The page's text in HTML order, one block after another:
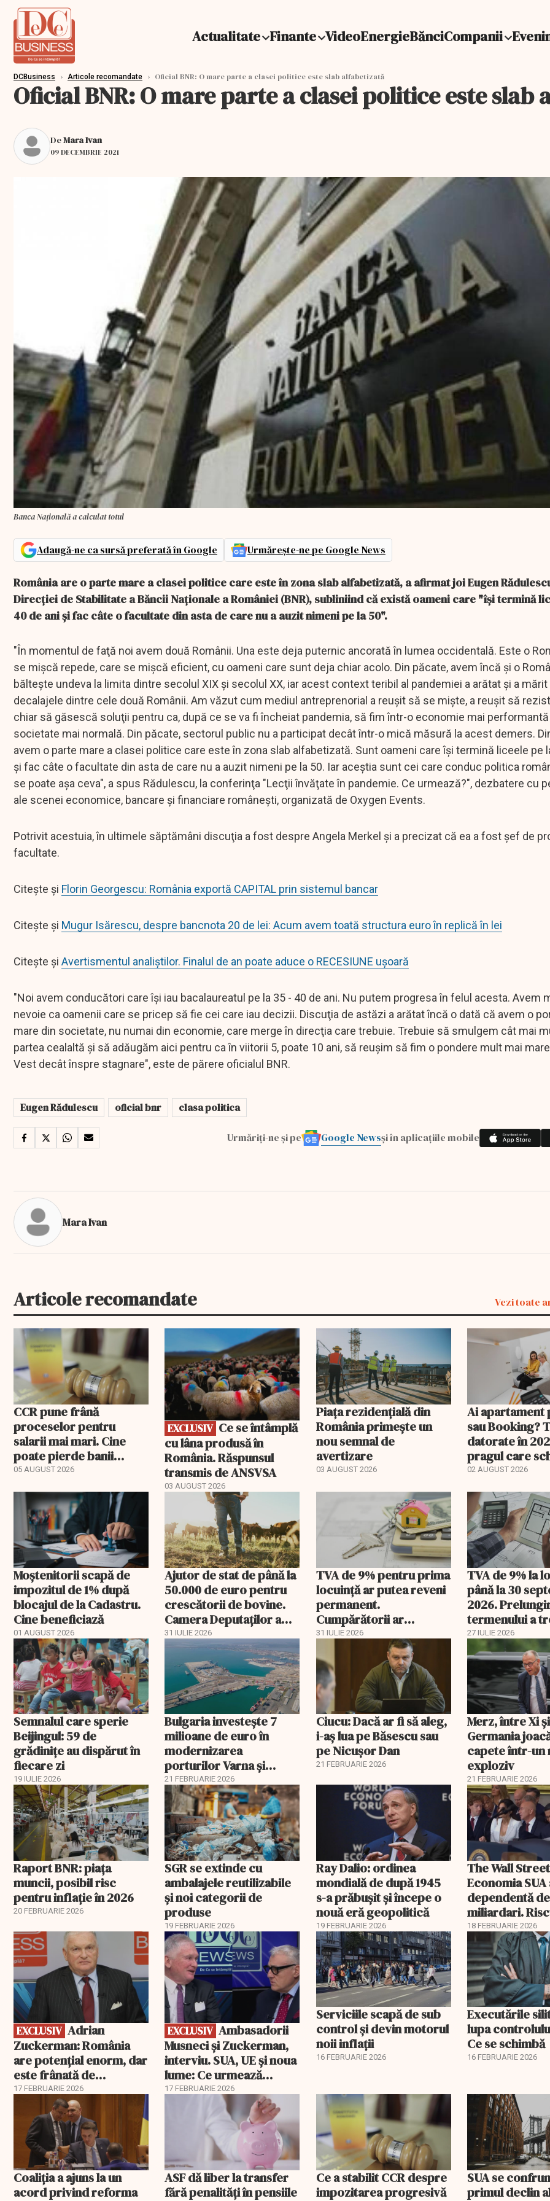
Actualitate Finante VideoEnergieBănciCompanii
DCBusiness › Articole recomandate › Oficial BNR: O mare parte a clasei politice este slab alfabetizată
Oficial BNR: O mare parte a clasei politice este slab
DeMara Ivan
09 DECEMBRIE 2021
Banca Națională a calculat totul
Adaugă-ne ca sursă preferată în Google Urmărește-ne pe Google News
România are o parte mare a clasei politice care este în zona slab alfabetizată, a afirmat joi Eugen
Direcţiei de Stabilitate a Băncii Naţionale a României (BNR), subliniind că există oameni care "îşi termină
40 de ani şi fac câte o facultate din asta de care nu a auzit nimeni pe la 50".
"În momentul de faţă noi avem două Românii. Una este deja puternic ancorată în lumea occidentală. Este o
se mişcă repede, care se mişcă eficient, cu oameni care sunt deja chiar acolo. Din păcate, avem încă şi o
bălteşte undeva la limita dintre secolul XIX şi secolul XX, iar acest context teribil al pandemiei a arătat şi a
decalajele dintre cele două Românii. Am văzut cum mediul antreprenorial a reuşit să se mişte, a reuşit să
chiar să găsescă soluţii pentru ca, după ce se va fi încheiat pandemia, să fim într-o economie mai
societate mai normală. Din păcate, sectorul public nu a participat decât într-o mică măsură la acest demers.
avem o parte mare a clasei politice care este în zona slab alfabetizată. Sunt oameni care îşi termină liceele pe
şi fac câte o facultate din asta de care nu a auzit nimeni pe la 50. Iar aceştia sunt cei care conduc politica
se poate aşa ceva", a spus Rădulescu, la conferinţa "Lecţii învăţate în pandemie. Ce urmează?", dezbatere cu
ale scenei economice, bancare şi financiare româneşti, organizată de Oxygen Events.
Potrivit acestuia, în ultimele săptămâni discuţia a fost despre Angela Merkel şi a precizat că ea a fost şef de
facultate.
Citește și Florin Georgescu: România exportă CAPITAL prin sistemul bancar
Citește și Mugur Isărescu, despre bancnota 20 de lei: Acum avem toată structura euro în replică în lei
Citește și Avertismentul analiștilor. Finalul de an poate aduce o RECESIUNE uşoară
"Noi avem conducători care îşi iau bacalaureatul pe la 35 - 40 de ani. Nu putem progresa în felul acesta. Avem
nevoie ca oamenii care se pricep să fie cei care iau decizii. Discuţia de astăzi a arătat încă o dată că avem o
mare din societate, nu numai din economie, care merge în direcţia care trebuie. Trebuie să smulgem cât mai
partea cealaltă şi să adăugăm aici pentru ca în viitorii 5, poate 10 ani, să reuşim să fim o pondere mult mai
Vest decât înspre stagnare", este de părere oficialul BNR.
Eugen Rădulescu oficial bnr clasa politica
Urmăriți-ne și pe Google Newsși în aplicațiile mobile
Mara Ivan
Articole recomandate Vezi toate
CCR pune frână
proceselor pentru
salarii mai mari. Cine
poate pierde banii
ceruți statului
05 AUGUST 2026
EXCLUSIV
EXCLUSIV
cu lâna produsă în
România. Răspunsul
transmis de ANSVSA
03 AUGUST 2026
Piața rezidențială din
România primește un
nou semnal de
avertizare
03 AUGUST 2026
Ai apartament
sau Booking?
datorate în
pragul care
regimul fiscal
02 AUGUST 2026
Moștenitorii scapă de
impozitul de 1% după
blocajul de la Cadastru.
Cine beneficiază
01 AUGUST 2026
Ajutor de stat de până la
50.000 de euro pentru
crescătorii de bovine.
Camera Deputaților a
aprobat schema
31 IULIE 2026
TVA de 9% pentru prima
locuință ar putea reveni
permanent.
Cumpărătorii ar
economisi zeci de mii de
31 IULIE 2026
TVA de 9% la
până la 30
2026.
termenului a
comisia din
27 IULIE 2026
Semnalul care sperie
Beijingul: 59 de
grădinițe au dispărut în
fiecare zi
19 IULIE 2026
Bulgaria investește 7
milioane de euro în
modernizarea
porturilor Varna și
Burgas
21 FEBRUARIE 2026
Ciucu: Dacă ar fi să aleg,
i-aș lua pe Băsescu sau
pe Nicușor Dan
21 FEBRUARIE 2026
Merz, între Xi
Germania
capete într-un
exploziv
21 FEBRUARIE 2026
Raport BNR: piața
muncii, posibil risc
pentru inflație în 2026
20 FEBRUARIE 2026
SGR se extinde cu
ambalajele reutilizabile
și noi categorii de
produse
19 FEBRUARIE 2026
Ray Dalio: ordinea
mondială de după 1945
s-a prăbușit și începe o
nouă eră geopolitică
19 FEBRUARIE 2026
The Wall
Economia
dependentă de
miliardari.
pentru burse
18 FEBRUARIE 2026
EXCLUSIV
EXCLUSIV
Zuckerman: România
are potențial enorm, dar
este frânată de
corupție, companii de
stat și influența
propagandei ruse
17 FEBRUARIE 2026
EXCLUSIV
EXCLUSIV Ambasadorii
Musneci și Zuckerman,
interviu. SUA, UE și noua
lume: Ce urmează
pentru România
17 FEBRUARIE 2026
Serviciile scapă de sub
control și devin motorul
noii inflații
16 FEBRUARIE 2026
Executările
lupa
Ce se schimbă
16 FEBRUARIE 2026
Coaliția a ajuns la un
acord privind reforma
ASF dă liber la transfer
fără penalități în pensiile
Ce a stabilit CCR despre
impozitarea progresivă
SUA se
primul declin